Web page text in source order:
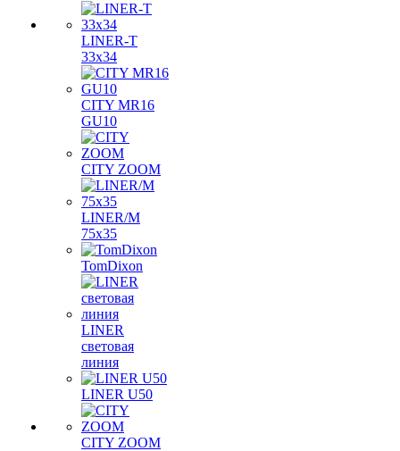
LINER-T
33x34
CITY MR16
GU10
CITY ZOOM
LINER/M
75х35
TomDixon
LINER
световая
линия
LINER U50
CITY ZOOM